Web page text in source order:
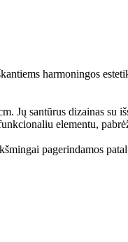
harmoningos
Jų santūrus dizainas
elementu,
pagerindamos